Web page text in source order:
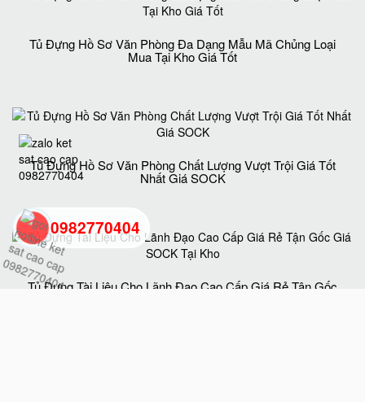
Tủ Đựng Hồ Sơ Văn Phòng Đa Dạng Mẫu Mã Chủng Loại
Mua Tại Kho Giá Tốt
Tủ Đựng Hồ Sơ Văn Phòng Chất Lượng Vượt Trội Giá Tốt
Nhất Giá SOCK
Tủ Đựng Tài Liệu Cho Lãnh Đạo Cao Cấp Giá Rẻ Tận Gốc
0982770404
back